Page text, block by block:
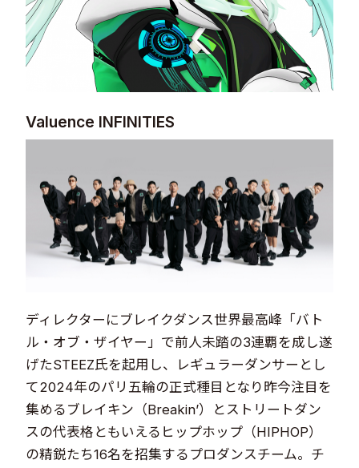
Valuence INFINITIES
ディレクターにブレイクダンス世界最高峰「バト
ル・オブ・ザイヤー」で前人未踏の3連覇を成し遂
げたSTEEZ氏を起用し、レギュラーダンサーとし
て2024年のパリ五輪の正式種目となり昨今注目を
集めるブレイキン（Breakin’）とストリートダン
スの代表格ともいえるヒップホップ（HIPHOP）
の精鋭たち16名を招集するプロダンスチーム。チ